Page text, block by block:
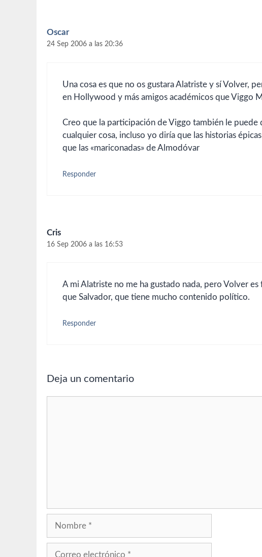
Oscar
24 Sep 2006 a las 20:36
Una cosa es que no os gustara Alatriste y sí Volver,
en Hollywood y más amigos académicos que Viggo
Creo que la participación de Viggo también le puede
cualquier cosa, incluso yo diría que las historias
que las «mariconadas» de Almodóvar
Responder
Cris
16 Sep 2006 a las 16:53
A mi Alatriste no me ha gustado nada, pero Volver
que Salvador, que tiene mucho contenido político.
Responder
Deja un comentario